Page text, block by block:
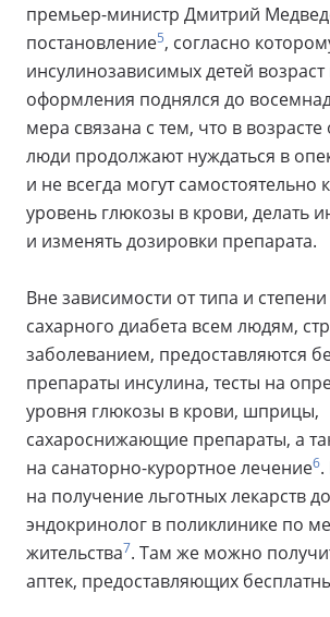
премьер-министр Дмитрий
постановление5, согласно
инсулинозависимых детей
оформления поднялся до
мера связана с тем, что в возрасте
люди продолжают нуждаться в
и не всегда могут самостоятельно
уровень глюкозы в крови, делать
и изменять дозировки препарата.
Вне зависимости от типа и степени
сахарного диабета всем людям,
заболеванием, предоставляются
препараты инсулина, тесты на
уровня глюкозы в крови, шприцы,
сахароснижающие препараты, а
на санаторно-курортное лечение6.
на получение льготных лекарств
эндокринолог в поликлинике по
жительства7. Там же можно
аптек, предоставляющих